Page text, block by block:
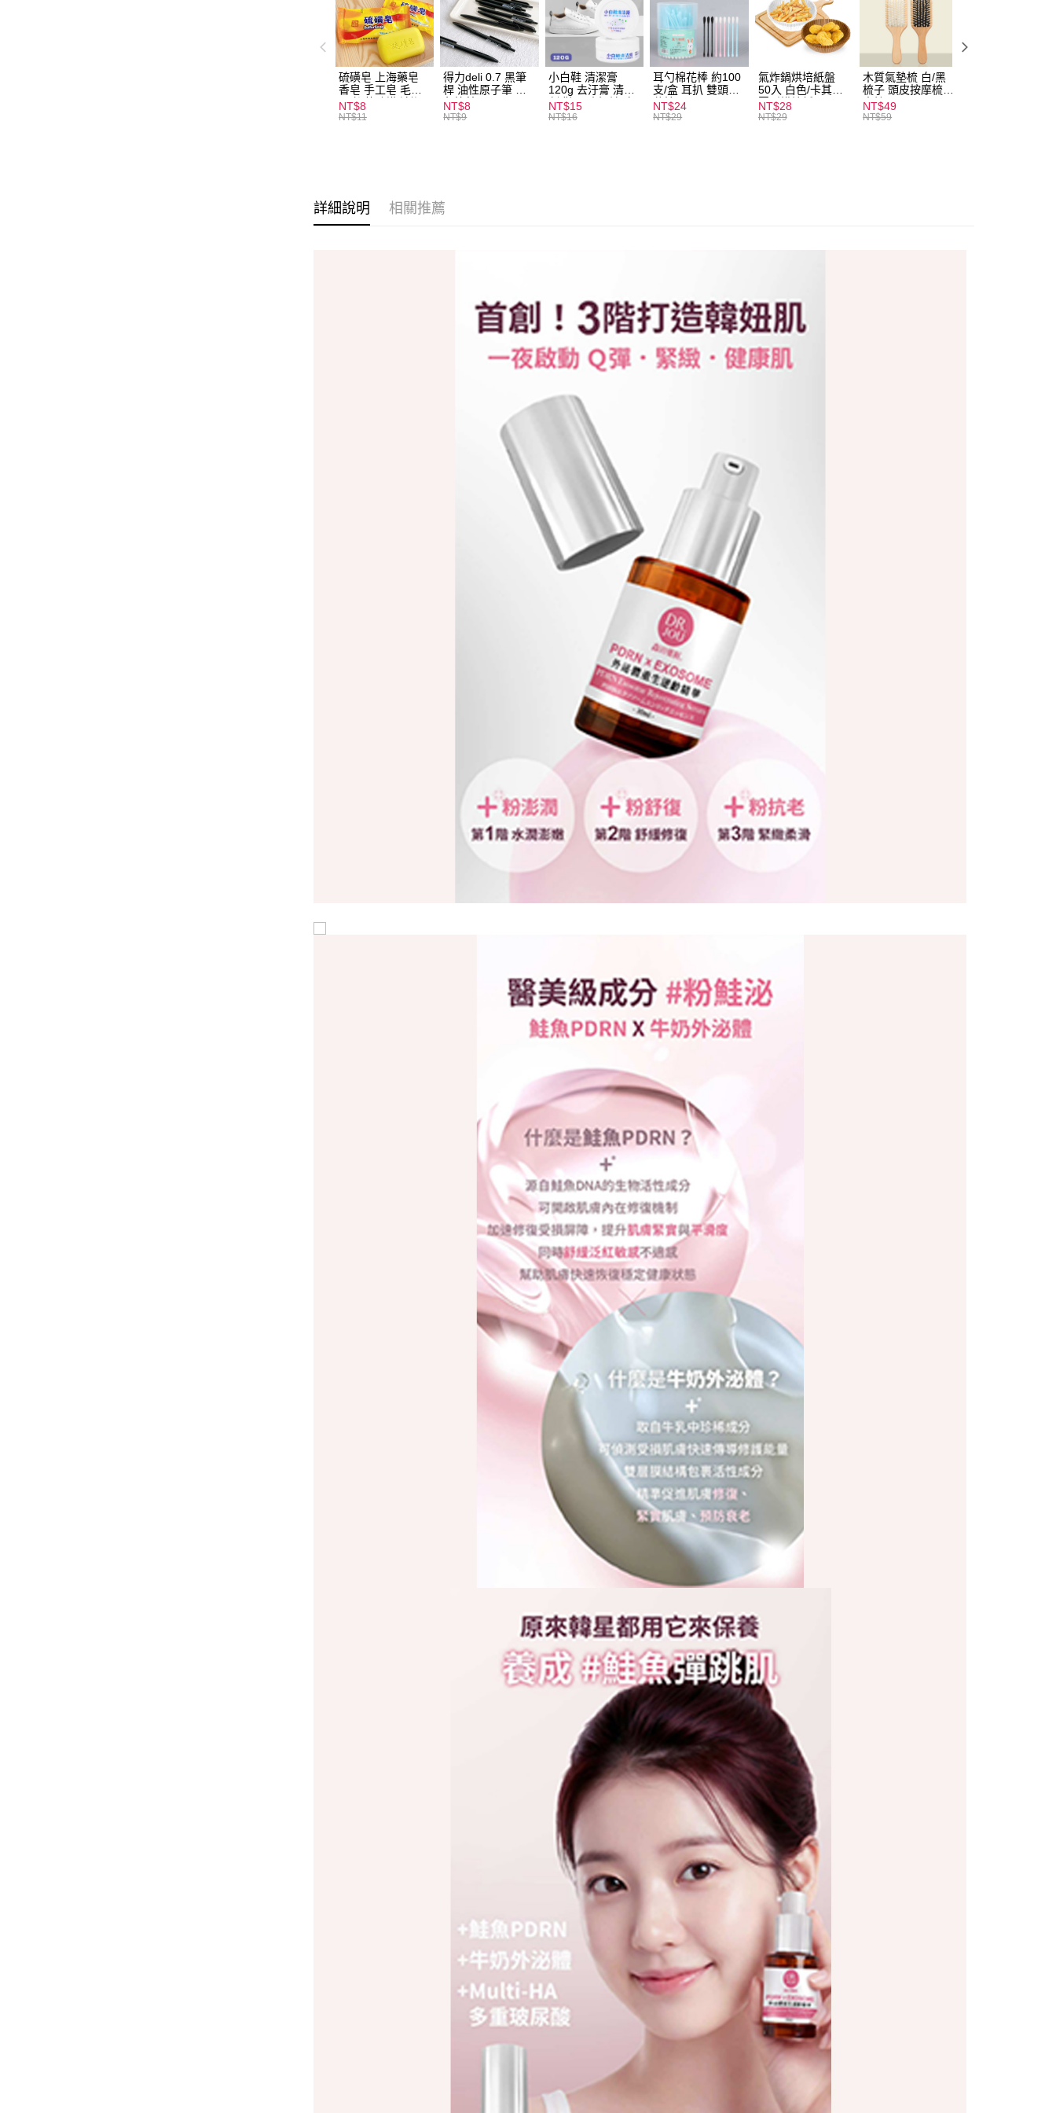
運送方式
全家取貨付款
每筆NT$60，滿NT$599(含以上)免運費
付款後全家取貨
每筆NT$60，滿NT$599(含以上)免運費
硫磺皂 上海藥皂
香皂 手工皂 毛囊
炎 抑菌除蟎 清潔
護膚 去油去痘 寵
NT$8
NT$11
得力deli 0.7 黑筆
桿 油性原子筆 黑
色筆芯 S304
NT$8
NT$9
小白鞋 清潔膏
120g 去汙膏 清潔
劑 鞋子 去汙漬 白
皮鞋 鞋油
NT$15
NT$16
耳勺棉花棒 約100
支/盒 耳扒 雙頭棉
花棒
NT$24
NT$29
氣炸鍋烘培紙盤
50入 白色/卡其色
圓形烘焙紙
NT$28
NT$29
木質氣墊梳 白/黑
梳子 頭皮按摩梳
木梳
NT$49
NT$59
詳細說明 相關推薦